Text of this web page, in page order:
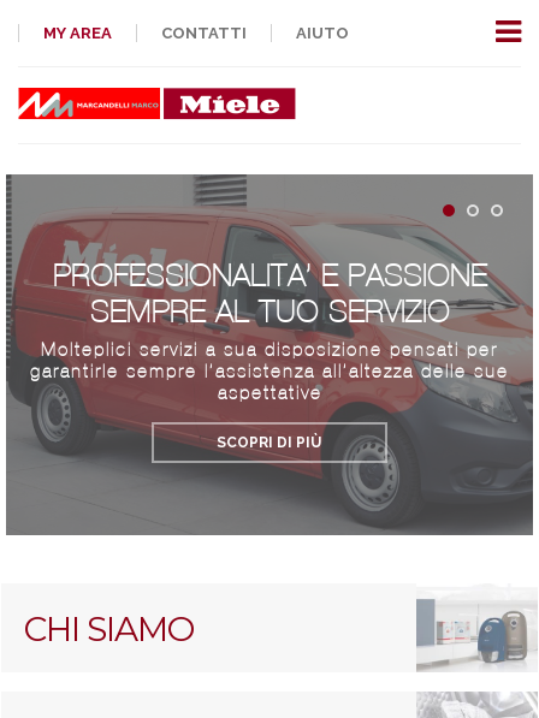
MY AREA CONTATTI AIUTO
PROFESSIONALITA’ E PASSIONE
SEMPRE AL TUO SERVIZIO
Molteplici servizi a sua disposizione pensati per
garantirle sempre l’assistenza all’altezza delle sue
aspettative
SCOPRI DI PIÙ
CHI SIAMO